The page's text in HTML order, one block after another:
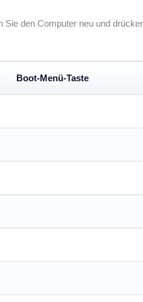
den Computer neu und
Boot-Menü-Taste